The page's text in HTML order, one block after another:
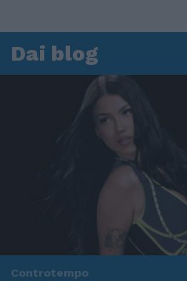
Dai blog
Controtempo